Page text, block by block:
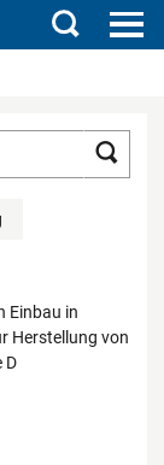
Search
Einbau in
Herstellung von
D